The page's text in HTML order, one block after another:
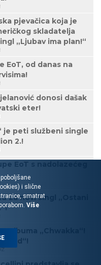
pjevačica koja je
skladatelja
„Ljubav ima plan!“
EoT, od danas na
donosi dašak
eter!
je peti službeni single
2.!
EoT s nadolazećeg
za novi singl „Ostani
albuma „Chwakka“!
i slične
smatrat
Više